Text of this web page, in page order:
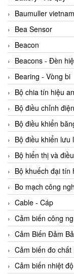
AccuWeb Vietnam
Acey
ACOEM Vietnam
ADCA Vietnam
ADFweb Vietnam
Adler Vietnam
Ados Vietnam
Advanced Energy
Advantech
Agate Vietnam
AGR
Aichi Tokei Denki
Aii Vietnam
AIKOH
AINUO Vietnam
AIR MAJOR
Aira Euro
Baumuller vietnam
Bea Sensor
Beacon
Beacons - Đèn
Bearing - Vòng bi
Bộ chia tín hiệu
Bộ điều chỉnh
Bộ điều khiển
Bộ điều khiển lưu
Bộ hiển thị và
Bộ khuếch đại tín
Bo mạch công
Cable - Cáp
Cảm biến công
Cảm Biến Đảm
Cảm biến đo
Cảm biến nhiệt độ